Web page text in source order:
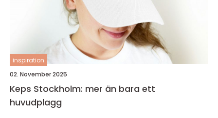
inspiration
02. November 2025
Keps Stockholm: mer än bara ett
huvudplagg